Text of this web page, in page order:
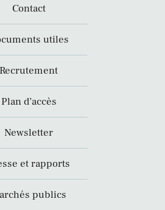
Contact
utiles
Recrutement
Plan d’accès
Newsletter
et rapports
publics